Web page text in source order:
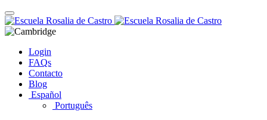
Skip
to
content
Toggle
navigation
Login
FAQs
Contacto
Blog
Español
Português